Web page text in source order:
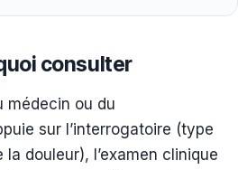
consulter
médecin ou du
sur l’interrogatoire (type
douleur), l’examen clinique